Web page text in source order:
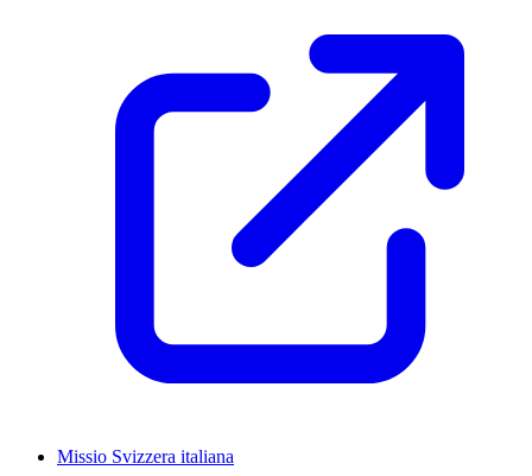
Missio Svizzera italiana